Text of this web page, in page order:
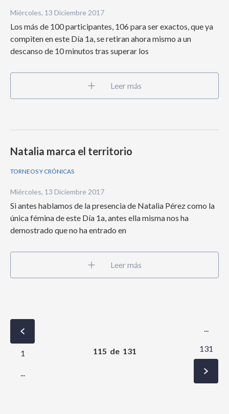
Miércoles, 13 Diciembre 2017
Los más de 100 participantes, 106 para ser exactos, que ya
compiten en este Día 1a, se retiran ahora mismo a un
descanso de 10 minutos tras superar los
Leer más
Natalia marca el territorio
TORNEOS Y CRÓNICAS
Miércoles, 13 Diciembre 2017
Si antes hablamos de la presencia de Natalia Pérez como la
única fémina de este Día 1a, antes ella misma nos ha
demostrado que no ha entrado en
Leer más
1
...
115 de 131
...
131